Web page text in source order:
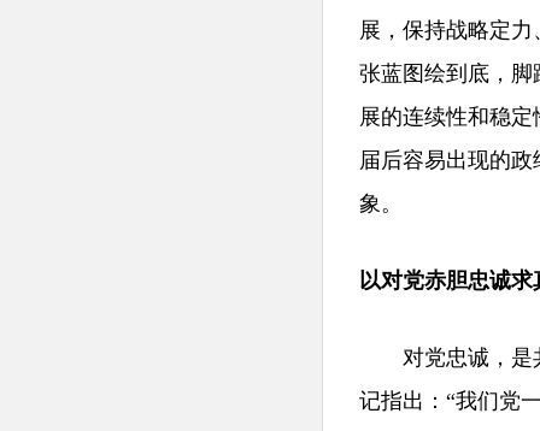
展，保持战略定
张蓝图绘到底，
展的连续性和稳
届后容易出现的
象。
以对党赤胆忠诚求
对党忠诚，是共
记指出：“我们党